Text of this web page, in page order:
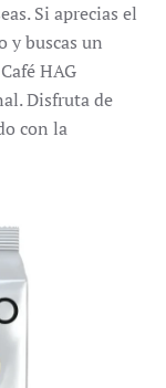
Si aprecias el
y buscas un
HAG
Disfruta de
con la